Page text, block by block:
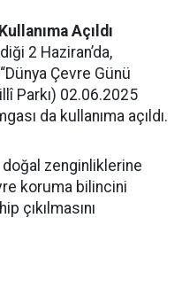
Açıldı
2 Haziran’da,
Çevre Günü
Parkı) 02.06.2025
da kullanıma açıldı.
doğal zenginliklerine
koruma bilincini
çıkılmasını